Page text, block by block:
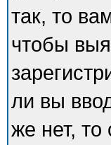
так, то
чтобы
ли вы
же нет,